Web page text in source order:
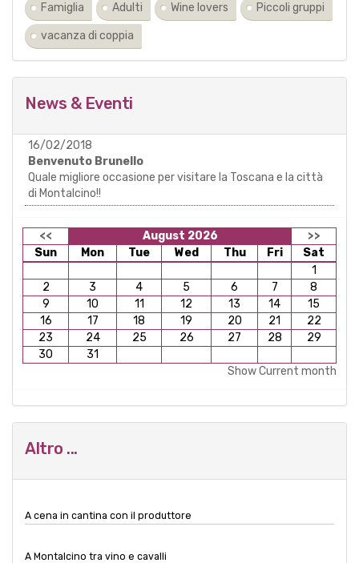
Famiglia Adulti Wine lovers Piccoli gruppi
vacanza di coppia
News & Eventi
16/02/2018
Benvenuto Brunello
Quale migliore occasione per visitare la Toscana e la città
di Montalcino!!
<< August 2026
>>
Sun
Mon Tue Wed Thu Fri
Sat
1
2
3 4 5 6 7
8
9
10 11 12 13 14
15
16
17 18 19 20 21
22
23
24 25 26 27 28
29
30
31
Show Current month
Altro ...
A cena in cantina con il produttore
A Montalcino tra vino e cavalli